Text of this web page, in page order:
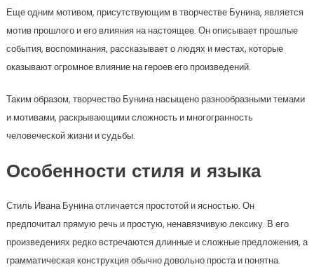
Еще одним мотивом, присутствующим в творчестве Бунина, является
мотив прошлого и его влияния на настоящее. Он описывает прошлые
события, воспоминания, рассказывает о людях и местах, которые
оказывают огромное влияние на героев его произведений.
Таким образом, творчество Бунина насыщено разнообразными темами
и мотивами, раскрывающими сложность и многогранность
человеческой жизни и судьбы.
Особенности стиля и языка
Стиль Ивана Бунина отличается простотой и ясностью. Он
предпочитал прямую речь и простую, ненавязчивую лексику. В его
произведениях редко встречаются длинные и сложные предложения, а
грамматическая конструкция обычно довольно проста и понятна.